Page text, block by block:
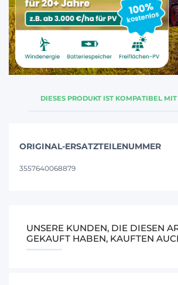
DIESES PRODUKT IST KOMPATIBEL MIT
ORIGINAL-ERSATZTEILENUMMER
3557640068879
UNSERE KUNDEN, DIE DIESEN
GEKAUFT HABEN, KAUFTEN